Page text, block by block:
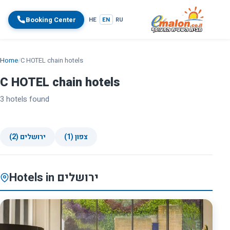
Booking Center HE EN RU
Home/C HOTEL chain hotels
C HOTEL chain hotels
3 hotels found
ירושלים (2) צפון (1)
Hotels in ירושלים